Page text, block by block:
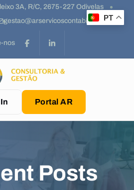
3A, R/C, 2675-227 Odivelas
gestao@arservicoscontabilidade.pt
nos
Portal AR
Posts
PT